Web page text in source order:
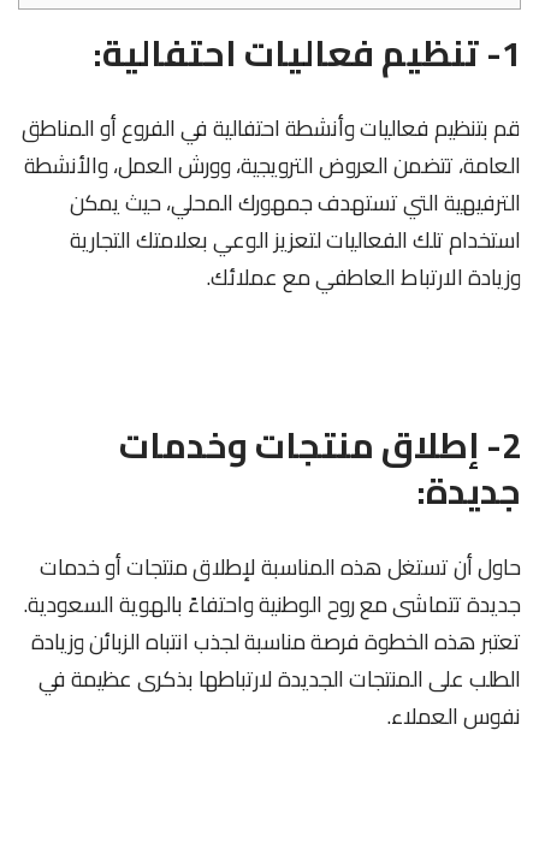
1- تنظيم فعاليات احتفالية:
قم بتنظيم فعاليات وأنشطة احتفالية في الفروع أو المناطق
العامة، تتضمن العروض الترويجية، وورش العمل، والأنشطة
الترفيهية التي تستهدف جمهورك المحلي، حيث يمكن
استخدام تلك الفعاليات لتعزيز الوعي بعلامتك التجارية
وزيادة الارتباط العاطفي مع عملائك.
2- إطلاق منتجات وخدمات
جديدة:
حاول أن تستغل هذه المناسبة لإطلاق منتجات أو خدمات
جديدة تتماشى مع روح الوطنية واحتفاءً بالهوية السعودية.
تعتبر هذه الخطوة فرصة مناسبة لجذب انتباه الزبائن وزيادة
الطلب على المنتجات الجديدة لارتباطها بذكرى عظيمة في
نفوس العملاء.